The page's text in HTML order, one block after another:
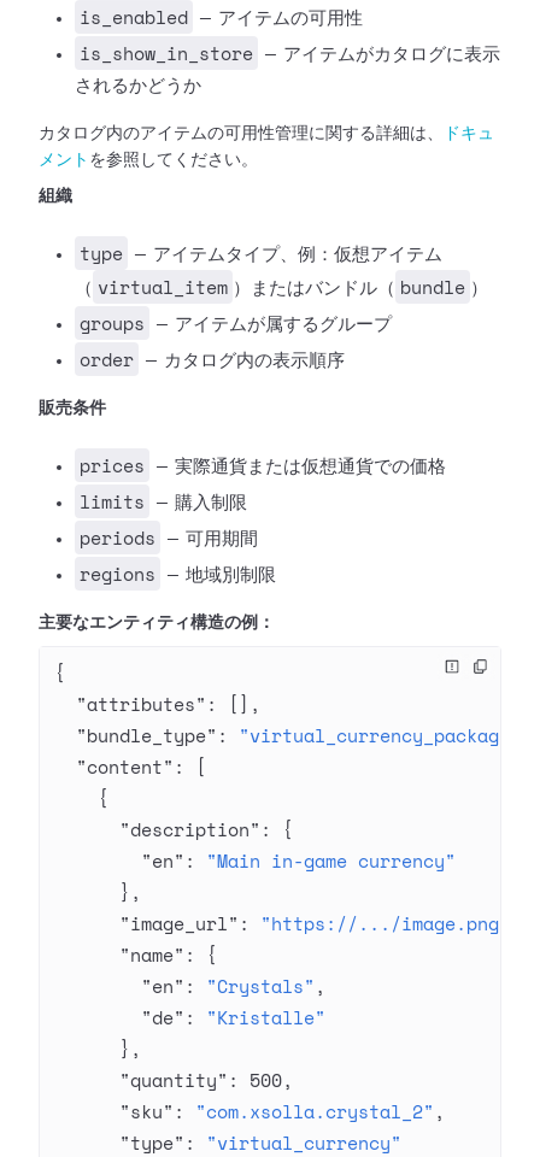
is_enabled — アイテムの可用性
is_show_in_store
— アイテムがカタログに表示
されるかどうか
カタログ内のアイテムの可用性管理に関する詳細は、
ドキュ
メント を参照してください。
組織
type
— アイテムタイプ、例：仮想アイテム
（ virtual_item ）またはバンドル（ bundle ）
groups — アイテムが属するグループ
order — カタログ内の表示順序
販売条件
prices — 実際通貨または仮想通貨での価格
limits — 購入制限
periods — 可用期間
regions — 地域別制限
主要なエンティティ構造の例：
{
  "attributes"
: [],
  "bundle_type"
: "virtual_currency_package"
  "content"
: [
    {
      "description"
: {
        "en"
: "Main in-game currency"
      },
      "image_url"
: "https://.../image.png"
      "name"
: {
        "en"
: "Crystals" ,
        "de"
: "Kristalle"
      },
      "quantity"
: 500,
      "sku"
: "com.xsolla.crystal_2" ,
      "type"
: "virtual_currency"